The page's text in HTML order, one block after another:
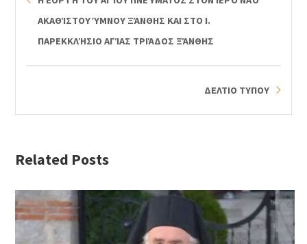
ΑΚΑΘΊΣΤΟΥ ΎΜΝΟΥ ΞΆΝΘΗΣ ΚΑΙ ΣΤΟ Ι.
ΠΑΡΕΚΚΛΉΣΙΟ ΑΓΊΑΣ ΤΡΙΆΔΟΣ ΞΆΝΘΗΣ
ΔΕΛΤΙΟ ΤΥΠΟΥ
Related Posts